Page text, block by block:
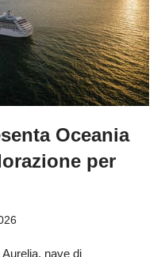
Oceania
per
nave di